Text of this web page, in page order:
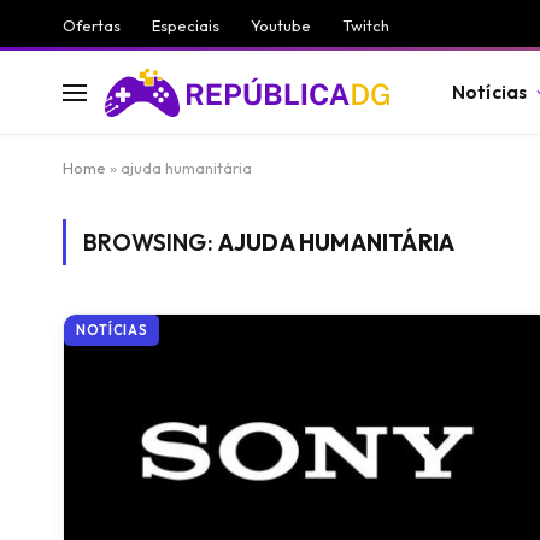
Ofertas Especiais Youtube Twitch
Notícias
Home » ajuda humanitária
BROWSING: AJUDA HUMANITÁRIA
NOTÍCIAS